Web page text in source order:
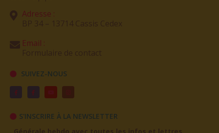
Adresse :
Email :
SUIVEZ-NOUS
S'INSCRIRE À LA NEWSLETTER